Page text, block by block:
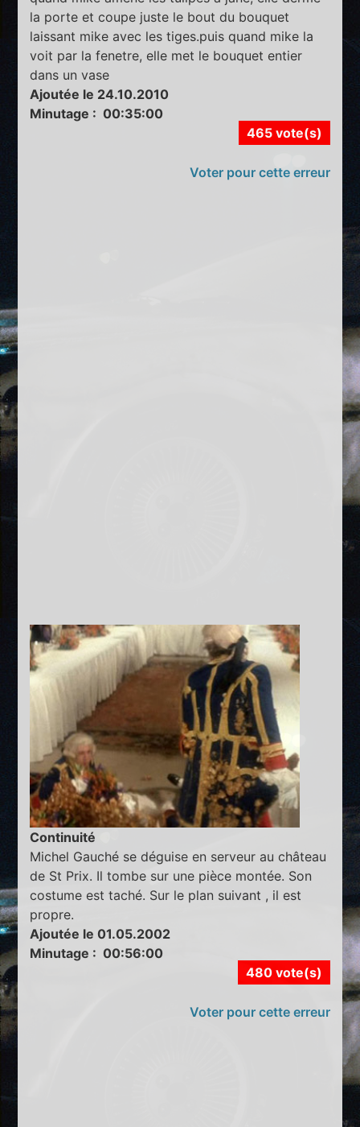
la porte et coupe juste le bout du bouquet
laissant mike avec les tiges.puis quand mike la
voit par la fenetre, elle met le bouquet entier
dans un vase
Ajoutée le 24.10.2010
Minutage : 00:35:00
465 vote(s)
Voter pour cette erreur
Continuité
Michel Gauché se déguise en serveur au château
de St Prix. Il tombe sur une pièce montée. Son
costume est taché. Sur le plan suivant , il est
propre.
Ajoutée le 01.05.2002
Minutage : 00:56:00
480 vote(s)
Voter pour cette erreur